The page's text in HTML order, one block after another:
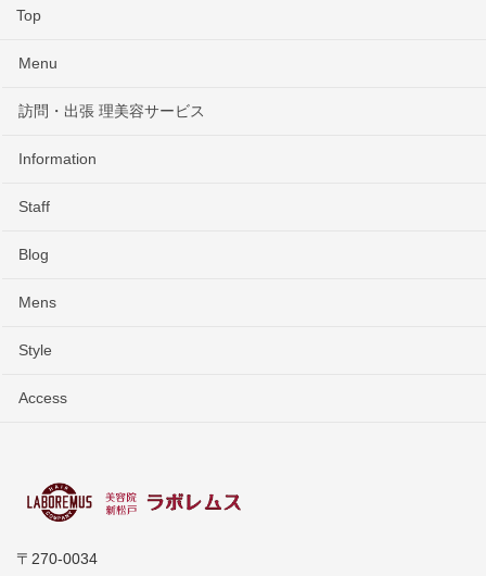
Top
Menu
訪問・出張 理美容サービス
Information
Staff
Blog
Mens
Style
Access
〒270-0034